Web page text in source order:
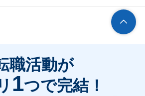
職活動が
1つで完結！